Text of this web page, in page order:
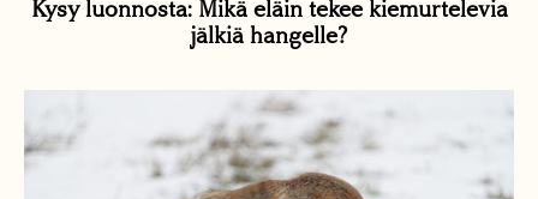
Kysy luonnosta: Mikä eläin tekee kiemurtelevia
jälkiä hangelle?